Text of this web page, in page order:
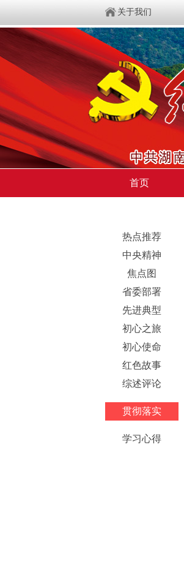
关于我们
首页
热点推荐
中央精神
焦点图
省委部署
先进典型
初心之旅
初心使命
红色故事
综述评论
贯彻落实
学习心得